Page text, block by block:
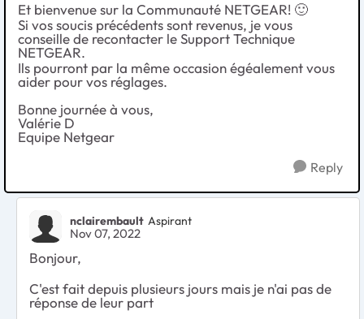
Et bienvenue sur la Communauté NETGEAR! 🙂
Si vos soucis précédents sont revenus, je vous
conseille de recontacter le Support Technique
NETGEAR.
Ils pourront par la même occasion égéalement vous
aider pour vos réglages.
Bonne journée à vous,
Valérie D
Equipe Netgear
Reply
nclairembault Aspirant
Nov 07, 2022
Bonjour,
C'est fait depuis plusieurs jours mais je n'ai pas de
réponse de leur part